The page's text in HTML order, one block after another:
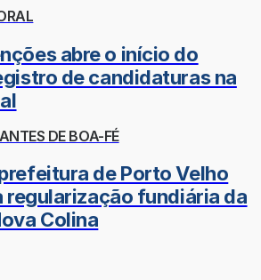
abre o início do
de candidaturas na
DE BOA-FÉ
de Porto Velho
regularização fundiária da
Colina